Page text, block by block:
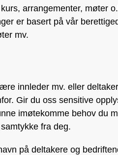
arrangementer, møter
er basert på vår
mv.
innleder mv. eller
Gir du oss sensitive
imøtekomme behov du
fra deg.
på deltakere og